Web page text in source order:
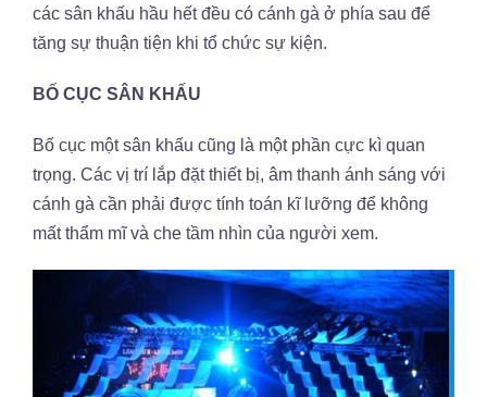
các sân khấu hầu hết đều có cánh gà ở phía sau để
tăng sự thuận tiện khi tổ chức sự kiện.
BỐ CỤC SÂN KHẤU
Bố cục một sân khấu cũng là một phần cực kì quan
trọng. Các vị trí lắp đặt thiết bị, âm thanh ánh sáng với
cánh gà cần phải được tính toán kĩ lưỡng để không
mất thẩm mĩ và che tầm nhìn của người xem.